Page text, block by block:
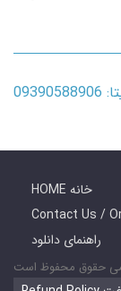
HOME خانه
راهنمای دانلود